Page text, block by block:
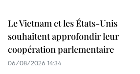
Le Vietnam et les États-Unis
souhaitent approfondir leur
coopération parlementaire
06/08/2026 14:34